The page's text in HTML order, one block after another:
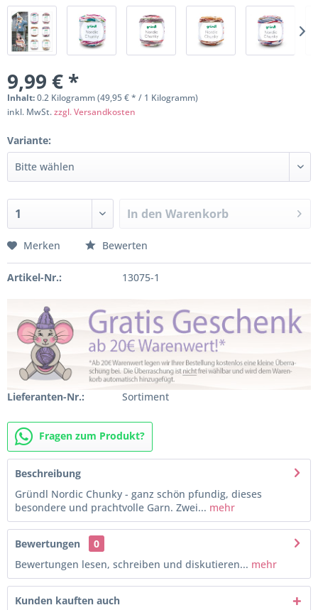
9,99 € *
Inhalt:0.2 Kilogramm (49,95 € * / 1 Kilogramm)
inkl. MwSt.zzgl. Versandkosten
Variante:
In den Warenkorb
Merken Bewerten
Artikel-Nr.: 13075-1
Lieferanten-Nr.: Sortiment
Fragen zum Produkt?
Beschreibung
Gründl Nordic Chunky - ganz schön pfundig, dieses
besondere und prachtvolle Garn. Zwei... mehr
Bewertungen
0
Bewertungen lesen, schreiben und diskutieren... mehr
Kunden kauften auch